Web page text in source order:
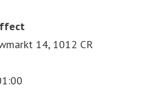
14, 1012 CR